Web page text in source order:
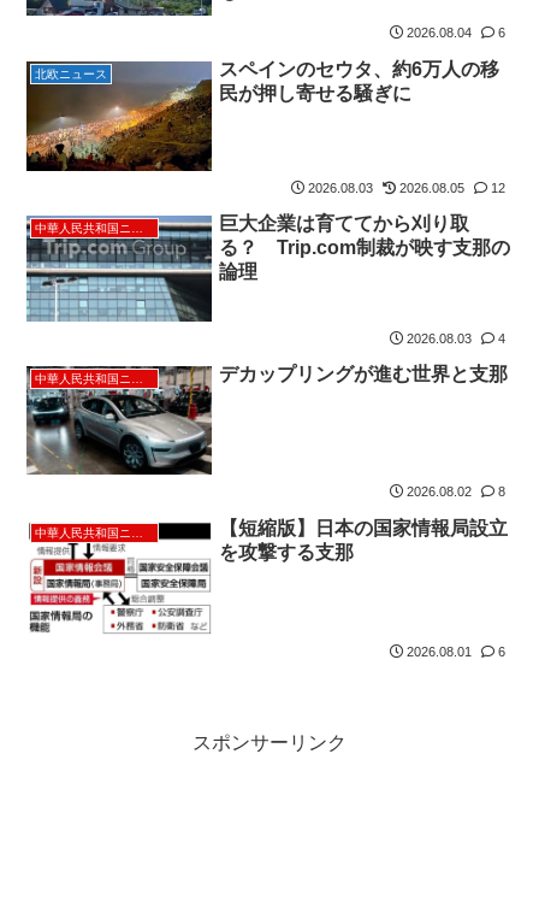
2026.08.04 6
北欧ニュース
スペインのセウタ、約6万人の移
民が押し寄せる騒ぎに
2026.08.03 2026.08.05 12
中華人民共和国ニュース
巨大企業は育ててから刈り取
る？ Trip.com制裁が映す支那の
論理
2026.08.03 4
中華人民共和国ニュース デカップリングが進む世界と支那
2026.08.02 8
【短縮版】日本の国家情報局設立
を攻撃する支那
2026.08.01 6
スポンサーリンク